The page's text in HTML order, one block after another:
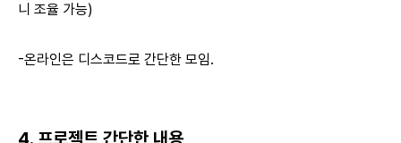
니 조율 가능)
-온라인은 디스코드로 간단한 모임.
4. 프로젝트 간단한 내용